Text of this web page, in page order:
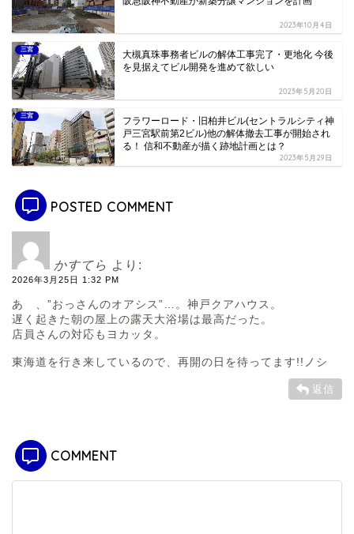
2023年10月4日
三宮
大槻真珠事務者ビルの解体工事完了・更地化 今後
を見据えてビル開発を進めて欲しい
2023年5月20日
三宮
フラワーロード・旧柏井ビル(セントラルシティ神
戸三宮駅前第2ビル)他の解体撤去工事が開始され
る！ 信和不動産が描く跡地計画とは？
2023年5月29日
POSTED COMMENT
かすてら より:
2026年3月25日 1:32 PM
あゝ、”おっさんのオアシス”…。神戸クアハウス。
遅く起きた朝の屋上の露天大浴場は最高だった。
店員さんの対応もヨカッタ。
東海道を行き来しているので、再開の日を待ってます!!ノシ
返信
COMMENT